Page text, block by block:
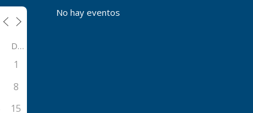
Do
1
8
15
No hay eventos